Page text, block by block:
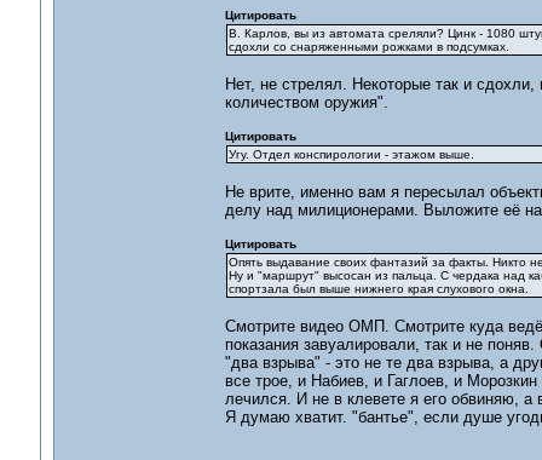
Цитировать
В. Карлов, вы из автомата среляли? Цинк - 1080
сдохли со снаряженными рожками в подсумках.
Нет, не стрелял. Некоторые так и
количеством оружия".
Цитировать
Угу. Отдел конспирологии - этажом выше.
Не врите, именно вам я пересылал
делу над милиционерами. Выложите её
Цитировать
Опять выдавание своих фантазий за факты. Никто
Ну и "маршрут" высосан из пальца. С чердака над
спортзала был выше нижнего края слухового окна.
Смотрите видео ОМП. Смотрите куда
показания завуалировали, так и не
"два взрыва" - это не те два взрыва, а
все трое, и Набиев, и Гаглоев, и
лечился. И не в клевете я его обвиняю, а
Я думаю хватит. "бантье", если душе